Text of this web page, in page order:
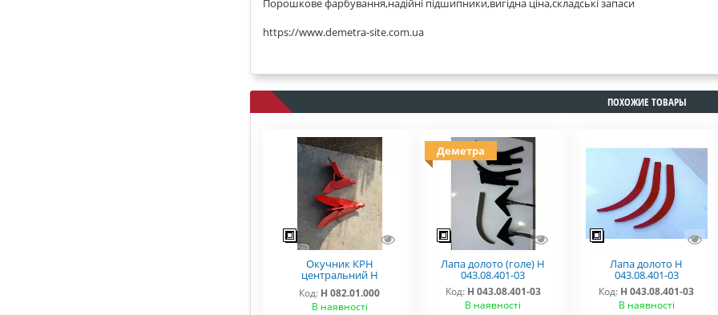
Порошкове фарбування,надійні підшипники,вигідна ціна,складські запаси
https://www.demetra-site.com.ua
ПОХОЖИЕ ТОВАРЫ
Окучник КРН
центральний Н
082.01.000 "DEMETRA"
Код: Н 082.01.000
В наявності
Деметра
Лапа долото (голе) Н
043.08.401-03
Код: Н 043.08.401-03
В наявності
Лапа долото Н
043.08.401-03
Код: Н 043.08.401-03
В наявності